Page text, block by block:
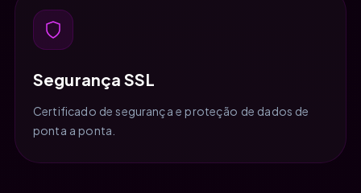
Segurança SSL
Certificado de segurança e proteção de dados de
ponta a ponta.